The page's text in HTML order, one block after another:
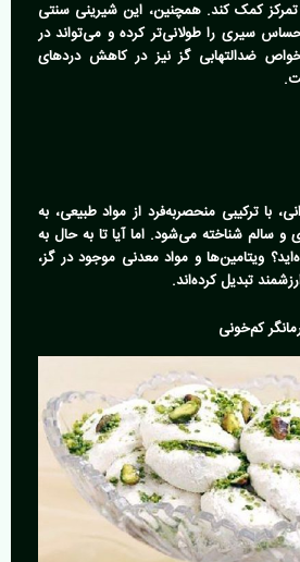
کمک کند. همچنین، این شیرینی سنتی
احساس سیری را طولانی‌تر کرده و می‌تواند در
ضدالتهابی گز نیز در کاهش دردهای
با ترکیبی منحصربه‌فرد از مواد طبیعی، به
سالم شناخته می‌شود. اما آیا تا به حال به
ویتامین‌ها و مواد معدنی موجود در گز،
تبدیل کرده‌اند.
کم‌خونی